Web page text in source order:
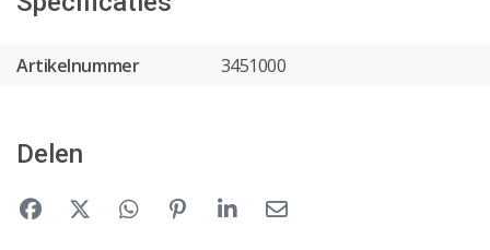
Artikelnummer 3451000
Delen